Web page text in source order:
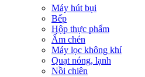
Máy hút bụi
Bếp
Hộp thực phẩm
Ấm chén
Máy lọc không khí
Quạt nóng, lạnh
Nồi chiên